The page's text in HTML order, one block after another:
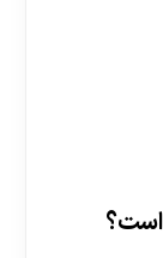
است؟